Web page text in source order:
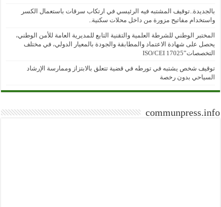
بالجديدة..توقيف المشتبه فيه الرئيسي في ارتكاب سرقات باستعمال الكسر
واستخدام مفاتيح مزورة من داخل محلات سكنية..
المختبر الوطني للشرطة العلمية والتقنية التابع للمديرية العامة للأمن الوطني،
يحصل على شهادة الاعتماد والمطابقة والجودة بالمعيار الدولي، في مختلف
التخصصات”ISO/CEI 17025
توقيف شخص يشتبه في تورطه في قضية تتعلق بالابتزاز وممارسة الإرشاد
السياحي بدون رخصة
communpress.info